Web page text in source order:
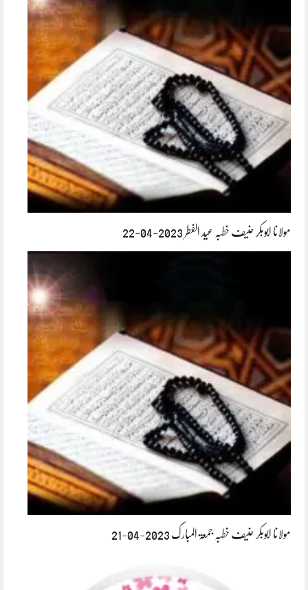
مولانا ابوبکر حنیف خطبہ عید الفطر 2023-04-22
مولانا ابوبکر حنیف خطبہ جمعۃ المبارک 2023-04-21